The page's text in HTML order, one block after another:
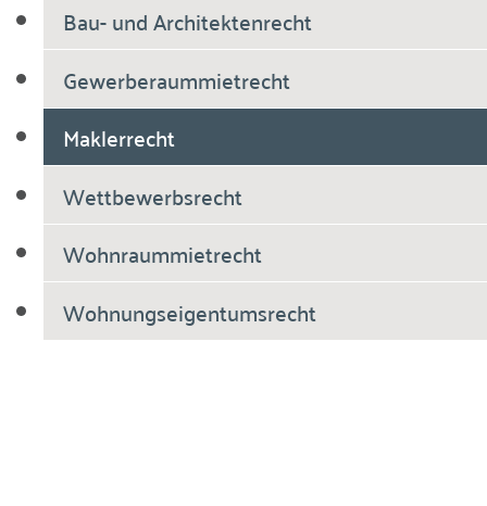
Bau- und Architektenrecht
Gewerberaummietrecht
Maklerrecht
Wettbewerbsrecht
Wohnraummietrecht
Wohnungseigentumsrecht